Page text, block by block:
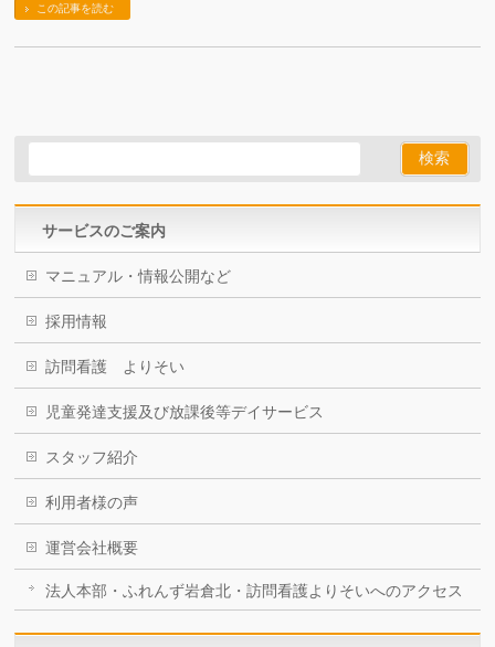
この記事を読む
サービスのご案内
マニュアル・情報公開など
採用情報
訪問看護 よりそい
児童発達支援及び放課後等デイサービス
スタッフ紹介
利用者様の声
運営会社概要
法人本部・ふれんず岩倉北・訪問看護よりそいへのアクセス